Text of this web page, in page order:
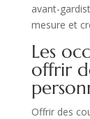
avant-
mesure et
Les
offrir
Offrir des